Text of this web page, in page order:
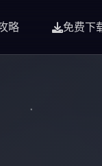
略 免费下